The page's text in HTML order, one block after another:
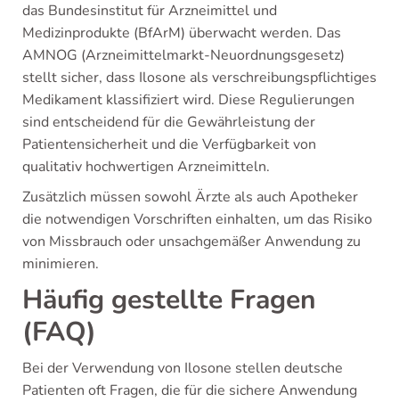
das Bundesinstitut für Arzneimittel und
Medizinprodukte (BfArM) überwacht werden. Das
AMNOG (Arzneimittelmarkt-Neuordnungsgesetz)
stellt sicher, dass Ilosone als verschreibungspflichtiges
Medikament klassifiziert wird. Diese Regulierungen
sind entscheidend für die Gewährleistung der
Patientensicherheit und die Verfügbarkeit von
qualitativ hochwertigen Arzneimitteln.
Zusätzlich müssen sowohl Ärzte als auch Apotheker
die notwendigen Vorschriften einhalten, um das Risiko
von Missbrauch oder unsachgemäßer Anwendung zu
minimieren.
Häufig gestellte Fragen
(FAQ)
Bei der Verwendung von Ilosone stellen deutsche
Patienten oft Fragen, die für die sichere Anwendung